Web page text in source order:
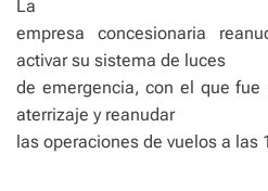
La
empresa concesionaria
activar su sistema de luces
de emergencia, con el que
aterrizaje y reanudar
las operaciones de vuelos a las